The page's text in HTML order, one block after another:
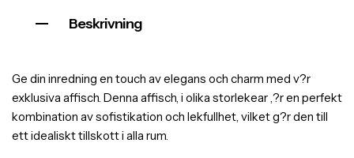
Beskrivning
Ge din inredning en touch av elegans och charm med v?r
exklusiva affisch. Denna affisch, i olika storlekear ,?r en perfekt
kombination av sofistikation och lekfullhet, vilket g?r den till
ett idealiskt tillskott i alla rum.